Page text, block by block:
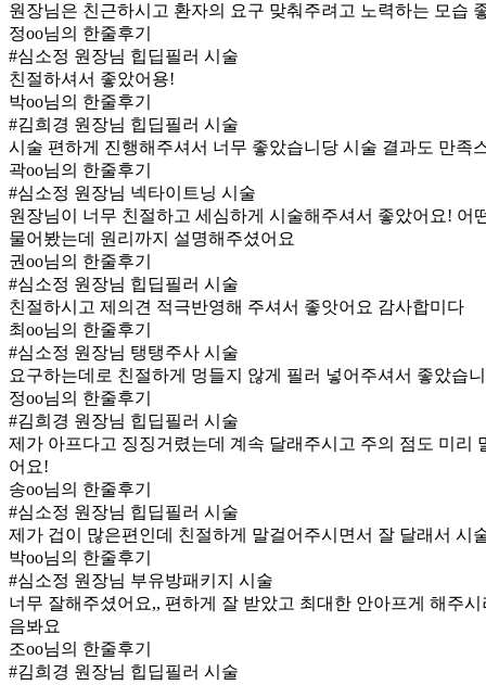
원장님은 친근하시고 환자의 요구 맞춰주려고 노력하는 모습
정oo님의 한줄후기
#심소정 원장님 힙딥필러 시술
친절하셔서 좋았어용!
박oo님의 한줄후기
#김희경 원장님 힙딥필러 시술
시술 편하게 진행해주셔서 너무 좋았습니당 시술 결과도 만족
곽oo님의 한줄후기
#심소정 원장님 넥타이트닝 시술
원장님이 너무 친절하고 세심하게 시술해주셔서 좋았어요!
물어봤는데 원리까지 설명해주셨어요
권oo님의 한줄후기
#심소정 원장님 힙딥필러 시술
친절하시고 제의견 적극반영해 주셔서 좋앗어요 감사합미다
최oo님의 한줄후기
#심소정 원장님 탱탱주사 시술
요구하는데로 친절하게 멍들지 않게 필러 넣어주셔서 좋았습
정oo님의 한줄후기
#김희경 원장님 힙딥필러 시술
제가 아프다고 징징거렸는데 계속 달래주시고 주의 점도 미
어요!
송oo님의 한줄후기
#심소정 원장님 힙딥필러 시술
제가 겁이 많은편인데 친절하게 말걸어주시면서 잘 달래서 시
박oo님의 한줄후기
#심소정 원장님 부유방패키지 시술
너무 잘해주셨어요,, 편하게 잘 받았고 최대한 안아프게 해주
음봐요
조oo님의 한줄후기
#김희경 원장님 힙딥필러 시술